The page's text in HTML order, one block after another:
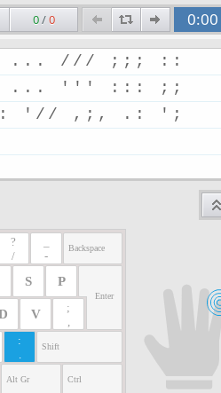
0/0 0:00
. . . / / / ; ; ; : :
. . . ' ' ' : : : ; ;
: ' / / , ; , . : ' ;
?
/
-
Backspace
S P
V
;
,
Enter
:
.
Shift
Alt Gr Ctrl